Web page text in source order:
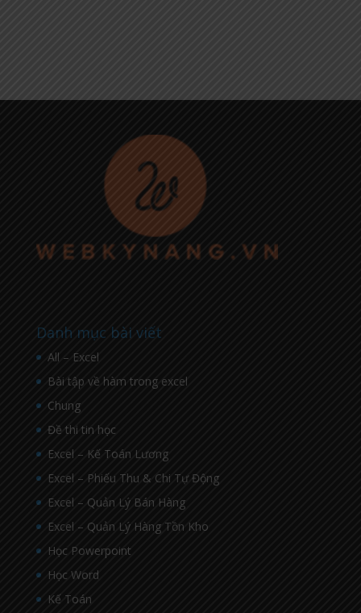
Danh mục bài viết
All – Excel
Bài tập về hàm trong excel
Chung
Đề thi tin học
Excel – Kế Toán Lương
Excel – Phiếu Thu & Chi Tự Động
Excel – Quản Lý Bán Hàng
Excel – Quản Lý Hàng Tồn Kho
Học Powerpoint
Học Word
Kế Toán